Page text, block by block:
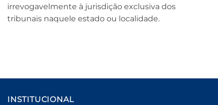
irrevogavelmente à jurisdição exclusiva dos
tribunais naquele estado ou localidade.
INSTITUCIONAL